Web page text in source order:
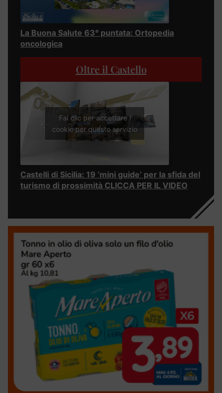
La Buona Salute 63° puntata: Ortopedia
oncologica
Oltre il Castello
Fai clic per accettare i
cookie per questo servizio
Castelli di Sicilia: 19 ‘mini guide’ per la sfida del
turismo di prossimità CLICCA PER IL VIDEO